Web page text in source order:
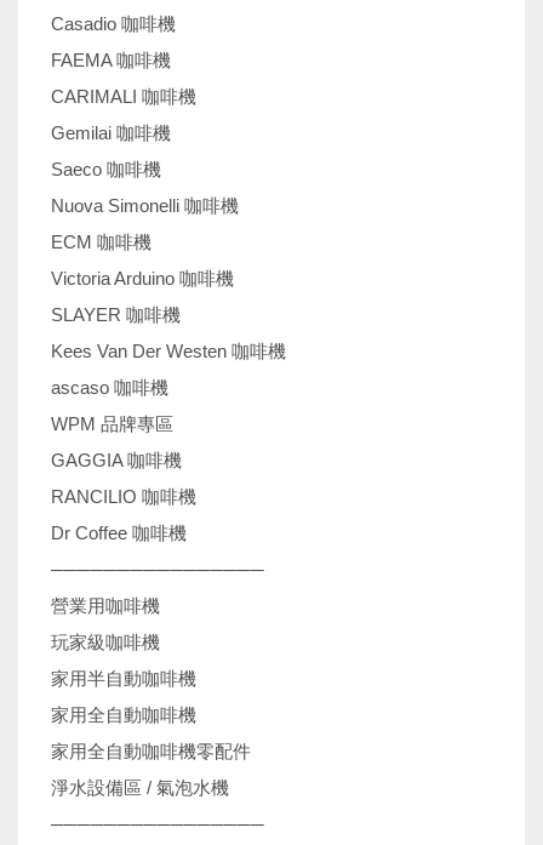
Casadio 咖啡機
FAEMA 咖啡機
CARIMALI 咖啡機
Gemilai 咖啡機
Saeco 咖啡機
Nuova Simonelli 咖啡機
ECM 咖啡機
Victoria Arduino 咖啡機
SLAYER 咖啡機
Kees Van Der Westen 咖啡機
ascaso 咖啡機
WPM 品牌專區
GAGGIA 咖啡機
RANCILIO 咖啡機
Dr Coffee 咖啡機
────────────────
營業用咖啡機
玩家級咖啡機
家用半自動咖啡機
家用全自動咖啡機
家用全自動咖啡機零配件
淨水設備區 / 氣泡水機
────────────────